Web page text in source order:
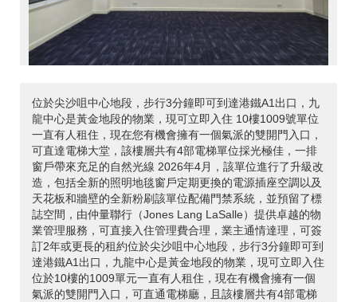
位於尖沙咀中心地段，步行3分鐘即可到達港鐵A1出口，九
龍中心是黃金地段的物業，現可立即入住 10樓1009號單位
一直有人租住，現在您有機會擁有一個氣派的雙開門入口，
可直達電梯大堂，該樓層共有4部電梯單位採光極佳，一排
窗戶帶來充足的自然光線 2026年4月，該單位進行了升級改
造，包括全新的照明地毯窗戶定期更換的電源插座空調以及
天花板和牆壁的全新粉刷該單位配備門禁系統，並預留了標
誌空間，由仲量聯行（Jones Lang LaSalle）提供卓越的物
業管理服務，可直接入住管理費合理，業主通情達理，可簽
訂2年或更長的租約位於尖沙咀中心地段，步行3分鐘即可到
達港鐵A1出口，九龍中心是黃金地段的物業，現可立即入住
位於10樓的1009單元一直有人租住，現在有機會擁有一個
氣派的雙開門入口，可直通電梯廳，且該樓層共有4部電梯